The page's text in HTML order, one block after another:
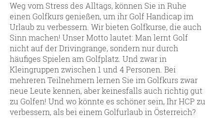
Weg vom Stress des Alltags, können Sie in Ruhe
einen Golfkurs genießen, um ihr Golf Handicap im
Urlaub zu verbessern. Wir bieten Golfkurse, die auch
Sinn machen! Unser Motto lautet: Man lernt Golf
nicht auf der Drivingrange, sondern nur durch
häufiges Spielen am Golfplatz. Und zwar in
Kleingruppen zwischen 1 und 4 Personen. Bei
mehreren Teilnehmern lernen Sie im Golfkurs zwar
neue Leute kennen, aber keinesfalls auch richtig gut
zu Golfen! Und wo könnte es schöner sein, Ihr HCP zu
verbessern, als bei einem Golfurlaub in Österreich?